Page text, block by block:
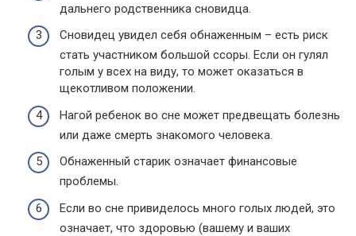
дальнего родственника сновидца.
Сновидец увидел себя обнаженным – есть риск
стать участником большой ссоры. Если он гулял
голым у всех на виду, то может оказаться в
щекотливом положении.
Нагой ребенок во сне может предвещать болезнь
или даже смерть знакомого человека.
Обнаженный старик означает финансовые
проблемы.
Если во сне привиделось много голых людей, это
означает, что здоровью (вашему и ваших